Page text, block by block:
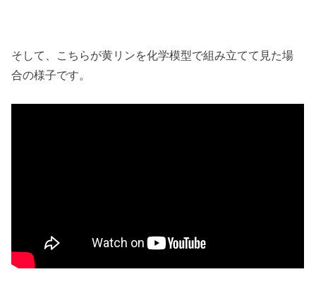
そして、こちらが黄リンを化学模型で組み立てて見た場
合の様子です。